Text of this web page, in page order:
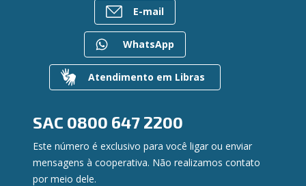
Gerenciar Cookies
Para empresas
Regularização de dívidas
Valores a Receber
Contato
Canal de Ética
Ouvidoria
E-mail
WhatsApp
Atendimento em Libras
SAC 0800 647 2200
Este número é exclusivo para você ligar ou enviar
mensagens à cooperativa. Não realizamos contato
por meio dele.